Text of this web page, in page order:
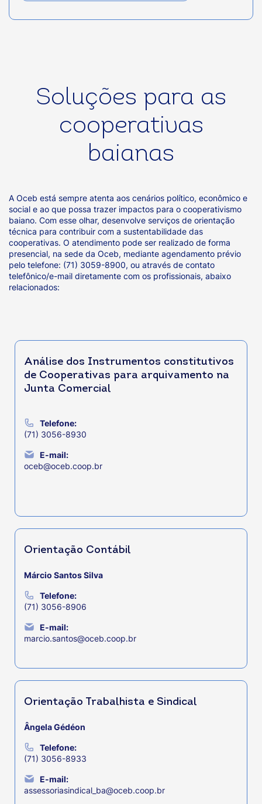
Soluções para as
cooperativas
baianas
A Oceb está sempre atenta aos cenários político, econômico e
social e ao que possa trazer impactos para o cooperativismo
baiano. Com esse olhar, desenvolve serviços de orientação
técnica para contribuir com a sustentabilidade das
cooperativas. O atendimento pode ser realizado de forma
presencial, na sede da Oceb, mediante agendamento prévio
pelo telefone: (71) 3059-8900, ou através de contato
telefônico/e-mail diretamente com os profissionais, abaixo
relacionados:
Análise dos Instrumentos constitutivos
de Cooperativas para arquivamento na
Junta Comercial
Telefone:
(71) 3056-8930
E-mail:
oceb@oceb.coop.br
Orientação Contábil
Márcio Santos Silva
Telefone:
(71) 3056-8906
E-mail:
marcio.santos@oceb.coop.br
Orientação Trabalhista e Sindical
Ângela Gédéon
Telefone:
(71) 3056-8933
E-mail:
assessoriasindical_ba@oceb.coop.br